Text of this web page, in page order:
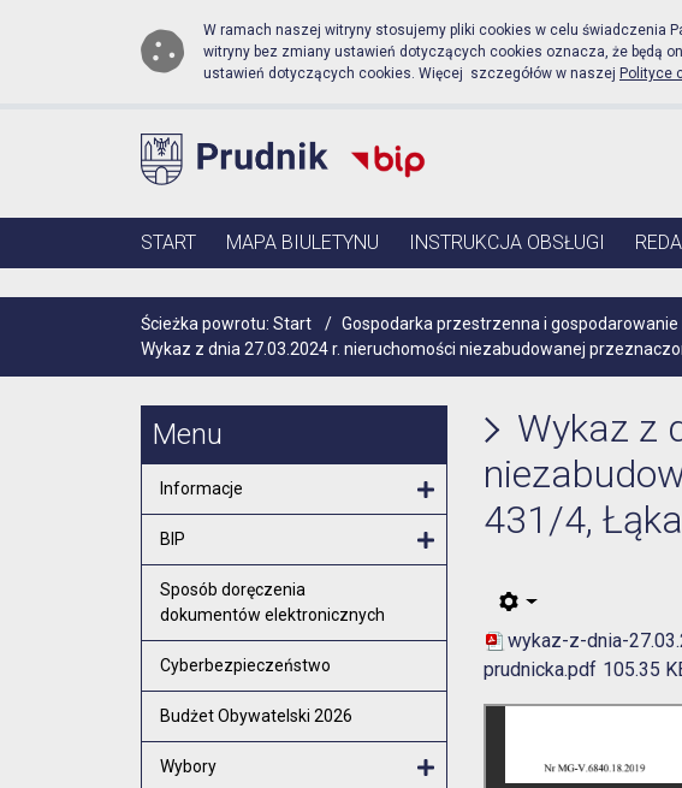
Biuletyn Informacji Publicznej
Przejdź do menu głównego
Przejdź do głównej zawartościW ramach naszej witryny stosujemy pliki cookies w celu świadczenia
witryny bez zmiany ustawień dotyczących cookies oznacza, że będą
ustawień dotyczących cookies. Więcej szczegółów w naszej Polityce
Menu główne
START MAPA BIULETYNU INSTRUKCJA OBSŁUGI
Ścieżka powrotu: Start / Gospodarka przestrzenna i
Wykaz z dnia 27.03.2024 r. nieruchomości niezabudowanej
Menu
Informacje
Otwórz menu
BIP
Sposób doręczenia
dokumentów elektronicznych
Cyberbezpieczeństwo
Budżet Obywatelski 2026
Wybory
Wykaz z
431/4,
wykaz-z-dnia-
prudnicka.pdf 105.35